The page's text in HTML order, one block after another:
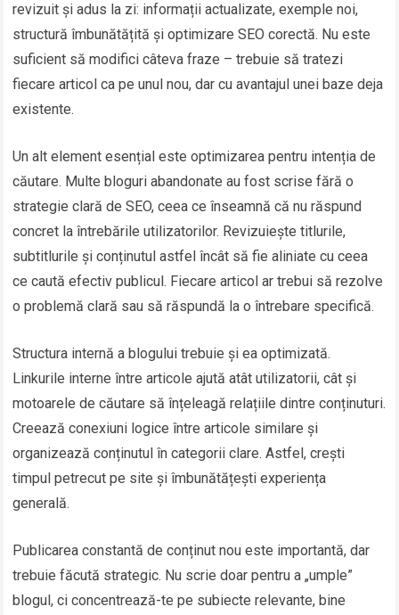
revizuit și adus la zi: informații actualizate, exemple noi,
structură îmbunătățită și optimizare SEO corectă. Nu este
suficient să modifici câteva fraze – trebuie să tratezi
fiecare articol ca pe unul nou, dar cu avantajul unei baze deja
existente.
Un alt element esențial este optimizarea pentru intenția de
căutare. Multe bloguri abandonate au fost scrise fără o
strategie clară de SEO, ceea ce înseamnă că nu răspund
concret la întrebările utilizatorilor. Revizuiește titlurile,
subtitlurile și conținutul astfel încât să fie aliniate cu ceea
ce caută efectiv publicul. Fiecare articol ar trebui să rezolve
o problemă clară sau să răspundă la o întrebare specifică.
Structura internă a blogului trebuie și ea optimizată.
Linkurile interne între articole ajută atât utilizatorii, cât și
motoarele de căutare să înțeleagă relațiile dintre conținuturi.
Creează conexiuni logice între articole similare și
organizează conținutul în categorii clare. Astfel, crești
timpul petrecut pe site și îmbunătățești experiența
generală.
Publicarea constantă de conținut nou este importantă, dar
trebuie făcută strategic. Nu scrie doar pentru a „umple”
blogul, ci concentrează-te pe subiecte relevante, bine